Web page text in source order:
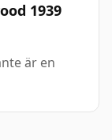
1939
är en